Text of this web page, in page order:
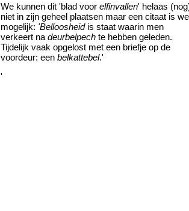
We kunnen dit 'blad voor elfinvallen' helaas
niet in zijn geheel plaatsen maar een citaat is
mogelijk: 'Belloosheid is staat waarin men
verkeert na deurbelpech te hebben geleden.
Tijdelijk vaak opgelost met een briefje op de
voordeur: een belkattebel.'
'